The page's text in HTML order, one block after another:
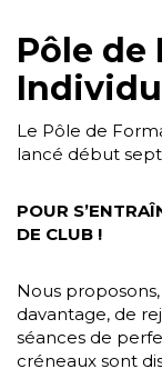
Pôle de
Le Pôle de
lancé début
POUR
DE CLUB !
Nous
davantage, de
séances de
créneaux sont